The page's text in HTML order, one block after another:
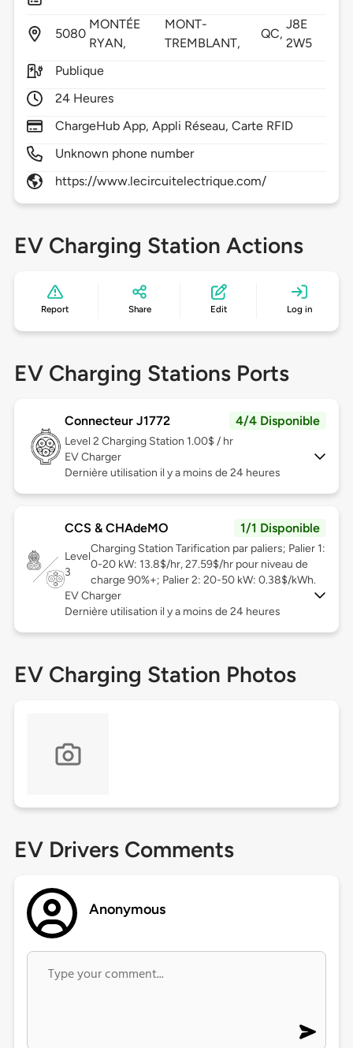
5080
MONTÉE
RYAN,
MONT-
TREMBLANT,
QC,
J8E
2W5
Publique
24 Heures
ChargeHub App, Appli Réseau, Carte RFID
Unknown phone number
https://www.lecircuitelectrique.com/
EV Charging Station Actions
Report Share Edit Log in
EV Charging Stations Ports
Connecteur J1772 4/4 Disponible
Level 2 Charging Station 1.00$ / hr
EV Charger
Dernière utilisation il y a moins de 24 heures
CCS & CHAdeMO 1/1 Disponible
Level
3
Charging Station Tarification par paliers; Palier 1:
0-20 kW: 13.8$/hr, 27.59$/hr pour niveau de
charge 90%+; Palier 2: 20-50 kW: 0.38$/kWh.
EV Charger
Dernière utilisation il y a moins de 24 heures
EV Charging Station Photos
EV Drivers Comments
Anonymous